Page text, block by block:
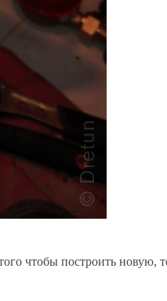
чтобы построить новую,